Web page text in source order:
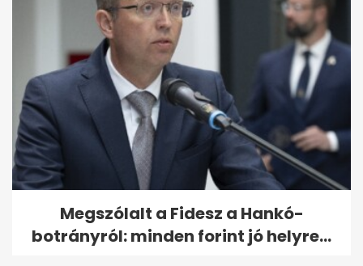
Megszólalt a Fidesz a Hankó-
botrányról: minden forint jó helyre...